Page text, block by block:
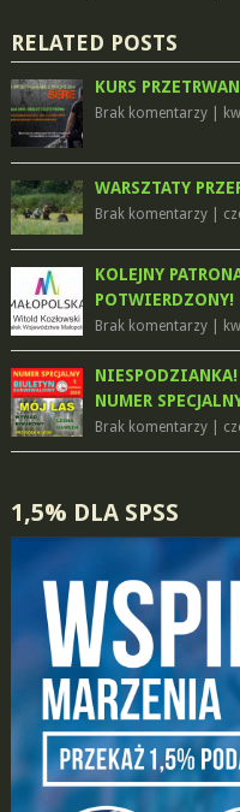
RELATED POSTS
KURS
Brak komentarzy|
WARSZTATY
Brak komentarzy|
KOLEJNY
POTWIERDZONY!
Brak komentarzy|
NUMER
Brak komentarzy|
1,5% DLA SPSS